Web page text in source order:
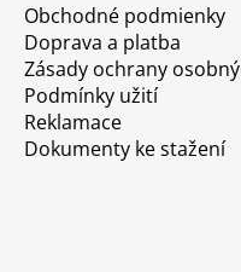
Obchodné podmienky
Doprava a platba
Zásady ochrany
Podmínky užití
Reklamace
Dokumenty ke stažení